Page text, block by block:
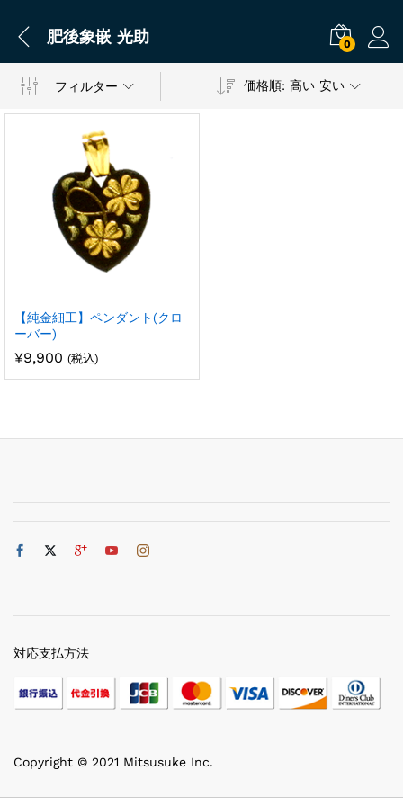
肥後象嵌 光助 0
フィルター 価格順: 高い 安い
【純金細工】ペンダント(クロ
ーバー)
¥9,900 (税込)
Copyright © 2021 Mitsusuke Inc.
対応支払方法